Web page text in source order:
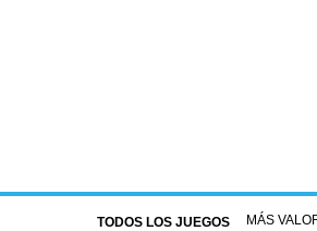
TODOS LOS JUEGOS MÁS